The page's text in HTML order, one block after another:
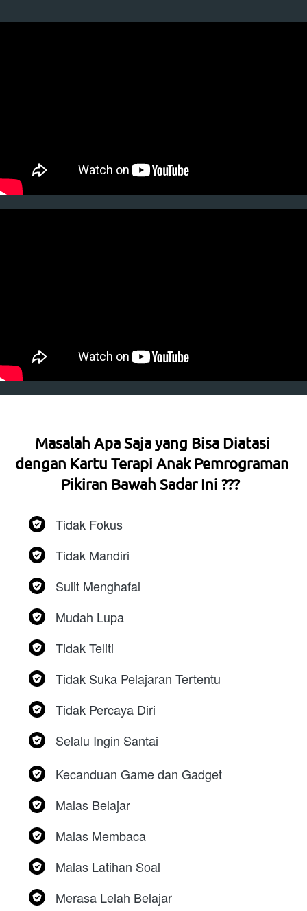
Masalah Apa Saja yang Bisa Diatasi
dengan Kartu Terapi Anak Pemrograman
Pikiran Bawah Sadar Ini ???
Tidak Fokus
Tidak Mandiri
Sulit Menghafal
Mudah Lupa
Tidak Teliti
Tidak Suka Pelajaran Tertentu
Tidak Percaya Diri
Selalu Ingin Santai
Kecanduan Game dan Gadget
Malas Belajar
Malas Membaca
Malas Latihan Soal
Merasa Lelah Belajar